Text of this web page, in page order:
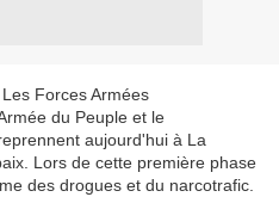
Forces Armées
du Peuple et le
aujourd'hui à La
Lors de cette première phase
des drogues et du narcotrafic.